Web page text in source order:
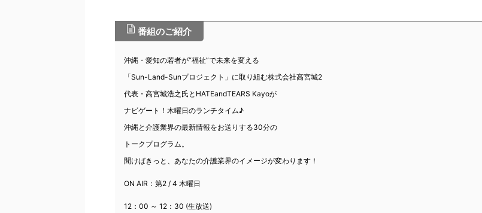
番組のご紹介
沖縄・愛知の若者が“福祉”で未来を変える
「Sun-Land-Sunプロジェクト」に取り組む株式会社高宮城2
代表・高宮城浩之氏と HATEandTEARS Kayoが
ナビゲート！木曜日のランチタイム♪
沖縄と介護業界の最新情報をお送りする30分の
トークプログラム。
聞けばきっと、あなたの介護業界のイメージが変わります！
ON AIR：第2 / 4 木曜日
12：00 ～ 12：30 (生放送)